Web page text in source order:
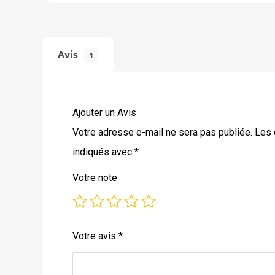
Avis 1
Ajouter un Avis
Votre adresse e-mail ne sera pas publiée. Les
indiqués avec*
Votre note
Votre avis*